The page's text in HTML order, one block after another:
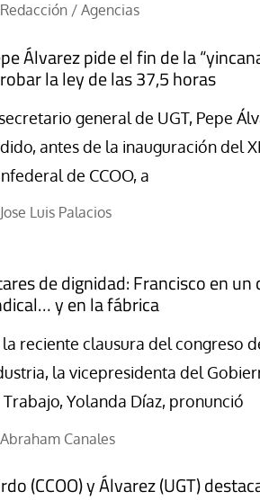
Redacción / Agencias
Álvarez pide el fin de la
la ley de las 37,5 horas
general de UGT, Pepe
antes de la inauguración del
de CCOO, a
Jose Luis Palacios
de dignidad: Francisco en un
y en la fábrica
la reciente clausura del congreso
la vicepresidenta del
Yolanda Díaz, pronunció
Abraham Canales
(CCOO) y Álvarez (UGT)
El olor de la paz